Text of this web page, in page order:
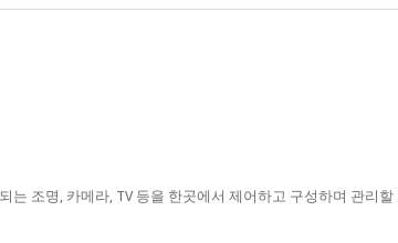
는 조명, 카메라, TV 등을 한곳에서 제어하고 구성하며 관리할